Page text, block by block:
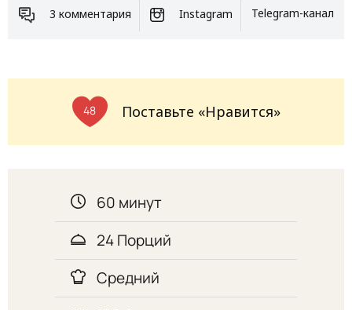
3 комментария Instagram Telegram-канал
48 Поставьте «Нравится»
60 минут
24 Порций
Средний